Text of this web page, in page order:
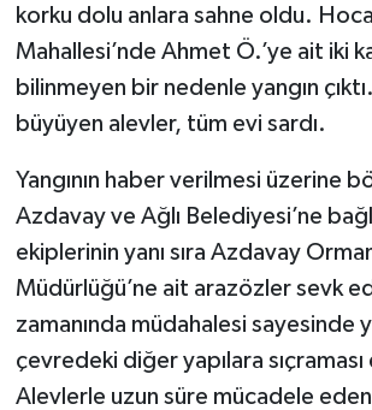
korku dolu anlara sahne oldu.
Mahallesi’nde Ahmet Ö.’ye ait iki
bilinmeyen bir nedenle yangın
büyüyen alevler, tüm evi sardı.
Yangının haber verilmesi üzerine
Azdavay ve Ağlı Belediyesi’ne
ekiplerinin yanı sıra Azdavay
Müdürlüğü’ne ait arazözler sevk
zamanında müdahalesi sayesinde
çevredeki diğer yapılara
Alevlerle uzun süre mücadele